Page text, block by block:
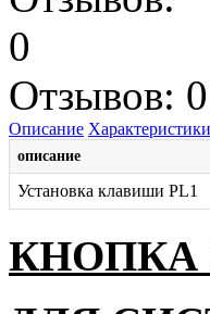
Отзывов: 0
Описание Характеристики
описание
Установка клавиши PL1
КНОПКА